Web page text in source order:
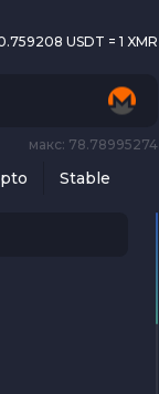
USDT = 1 XMR
макс: 78.78995274
Stable